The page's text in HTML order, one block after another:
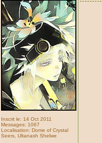
Inscrit le: 14 Oct 2011
Messages: 1067
Localisation: Dome of Crystal
Seers, Ultanash Shelwe